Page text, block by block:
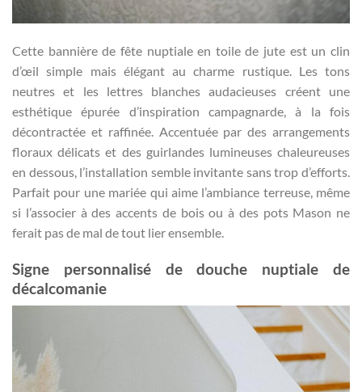
Cette bannière de fête nuptiale en toile de jute est un clin
d’œil simple mais élégant au charme rustique. Les tons
neutres et les lettres blanches audacieuses créent une
esthétique épurée d’inspiration campagnarde, à la fois
décontractée et raffinée. Accentuée par des arrangements
floraux délicats et des guirlandes lumineuses chaleureuses
en dessous, l’installation semble invitante sans trop d’efforts.
Parfait pour une mariée qui aime l’ambiance terreuse, même
si l’associer à des accents de bois ou à des pots Mason ne
ferait pas de mal de tout lier ensemble.
Signe personnalisé de douche nuptiale de
décalcomanie